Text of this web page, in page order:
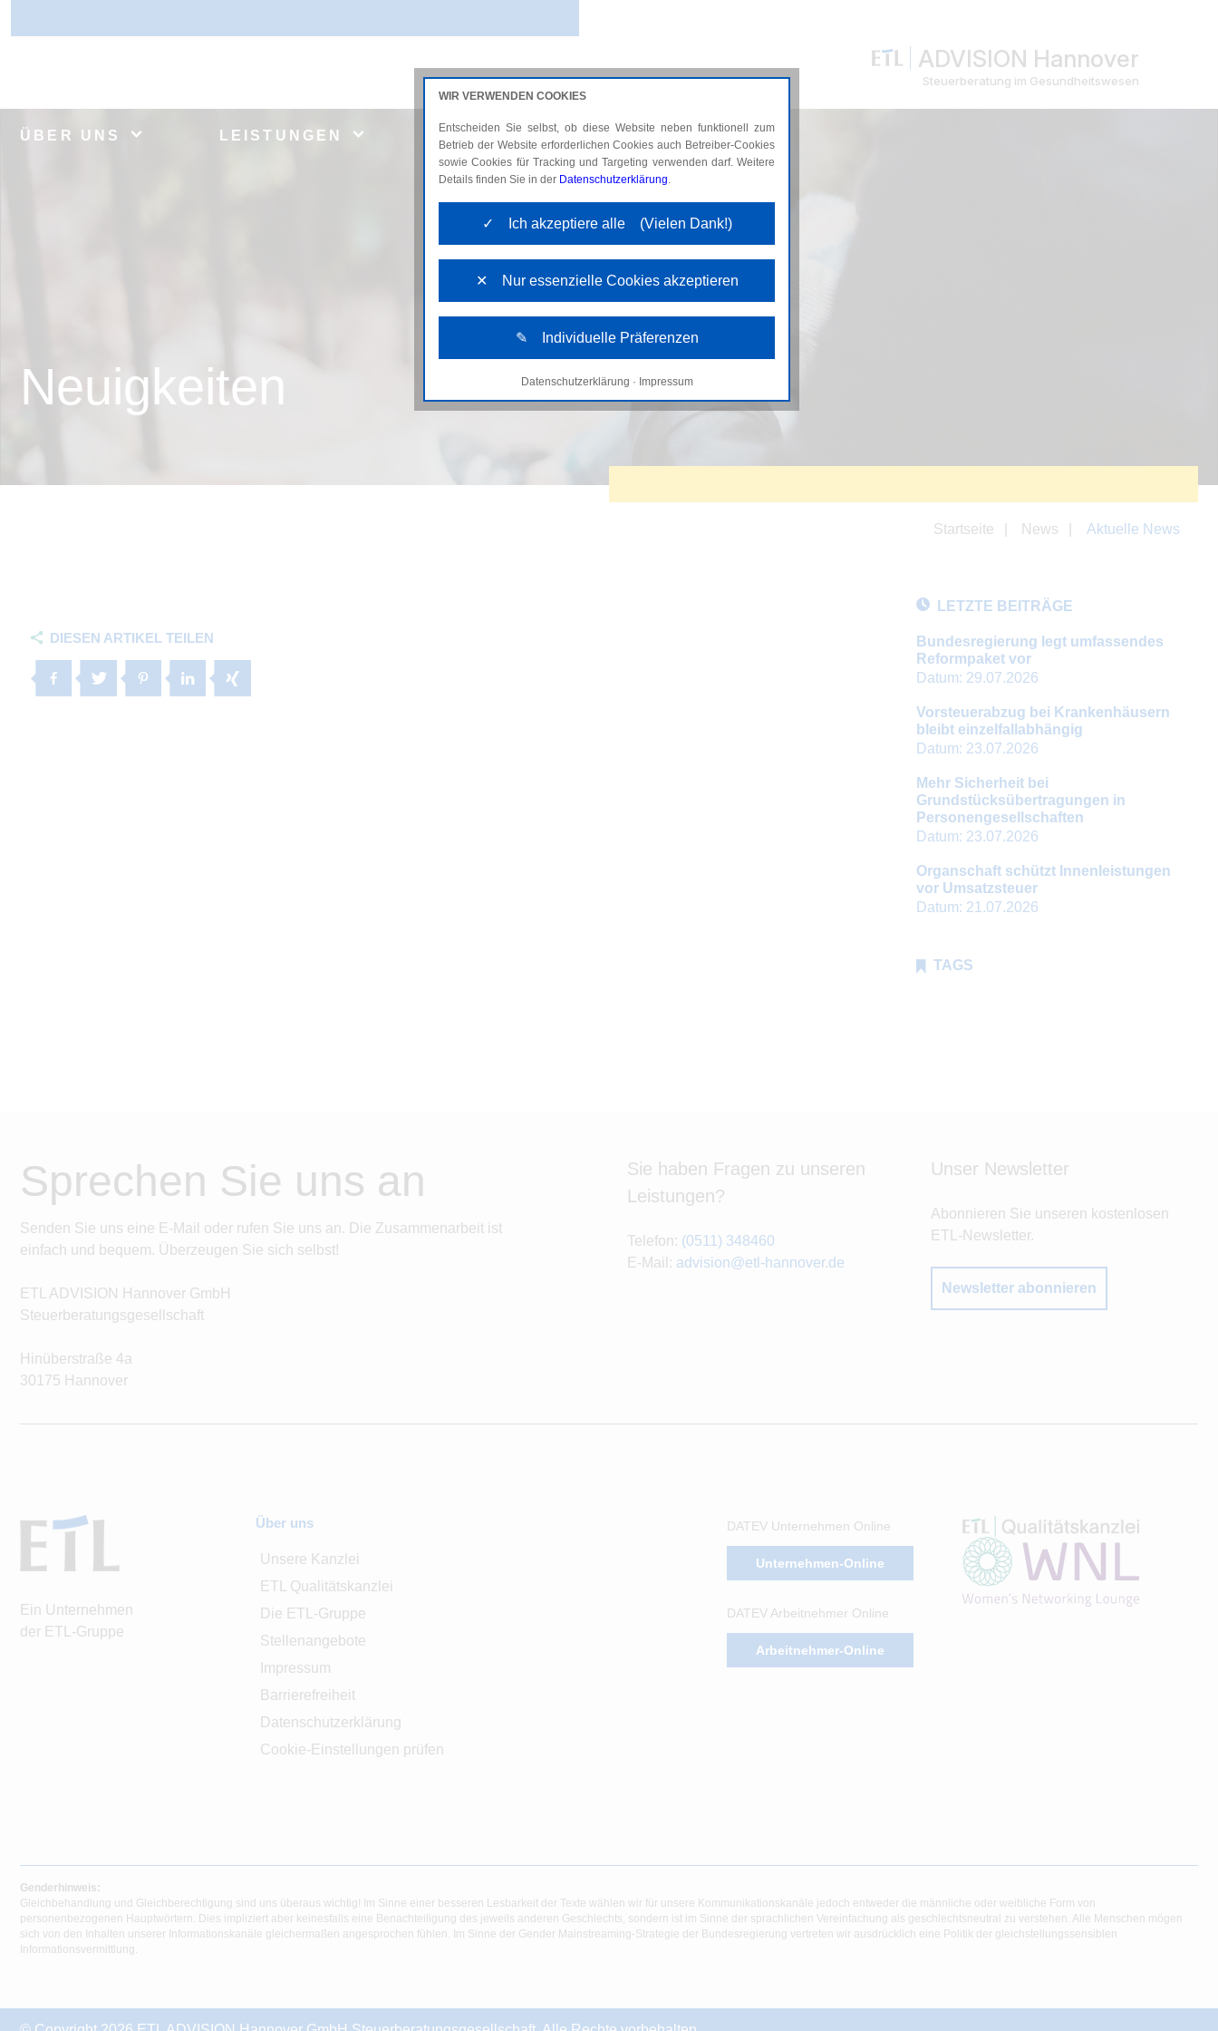
ADVISION Hannover
Steuerberatung im Gesundheitswesen
ÜBER UNS LEISTUNGEN AKTUELLES KARRIERE
Neuigkeiten
Startseite News Aktuelle News
DIESEN ARTIKEL TEILEN
LETZTE BEITRÄGE
Bundesregierung legt umfassendes
Reformpaket vor
Datum: 29.07.2026
Vorsteuerabzug bei Krankenhäusern
bleibt einzelfallabhängig
Datum: 23.07.2026
Mehr Sicherheit bei
Grundstücksübertragungen in
Personengesellschaften
Datum: 23.07.2026
Organschaft schützt Innenleistungen
vor Umsatzsteuer
Datum: 21.07.2026
TAGS
Sprechen Sie uns an
Senden Sie uns eine E-Mail oder rufen Sie uns an. Die Zusammenarbeit ist
einfach und bequem. Überzeugen Sie sich selbst!
ETL ADVISION Hannover GmbH
Steuerberatungsgesellschaft
Hinüberstraße 4a
30175 Hannover
Sie haben Fragen zu unseren
Leistungen?
Telefon: (0511) 348460
E-Mail: advision@etl-hannover.de
Unser Newsletter
Abonnieren Sie unseren kostenlosen
ETL-Newsletter.
Newsletter abonnieren
Ein Unternehmen
der ETL-Gruppe
Über uns
Unsere Kanzlei
ETL Qualitätskanzlei
Die ETL-Gruppe
Stellenangebote
Impressum
Barrierefreiheit
Datenschutzerklärung
Cookie-Einstellungen prüfen
DATEV Unternehmen Online
Unternehmen-Online
DATEV Arbeitnehmer Online
Arbeitnehmer-Online
Genderhinweis:
Gleichbehandlung und Gleichberechtigung sind uns überaus wichtig! Im Sinne einer besseren Lesbarkeit der Texte wählen wir für unsere Kommunikationskanäle jedoch entweder die männliche oder weibliche Form von
personenbezogenen Hauptwörtern. Dies impliziert aber keinesfalls eine Benachteiligung des jeweils anderen Geschlechts, sondern ist im Sinne der sprachlichen Vereinfachung als geschlechtsneutral zu verstehen. Alle Menschen mögen
sich von den Inhalten unserer Informationskanäle gleichermaßen angesprochen fühlen. Im Sinne der Gender Mainstreaming-Strategie der Bundesregierung vertreten wir ausdrücklich eine Politik der gleichstellungssensiblen
Informationsvermittlung.
WIR VERWENDEN COOKIES
Entscheiden Sie selbst, ob diese Website neben funktionell zum
Betrieb der Website erforderlichen Cookies auch Betreiber-Cookies
sowie Cookies für Tracking und Targeting verwenden darf. Weitere
Details finden Sie in der Datenschutzerklärung.
✓ Ich akzeptiere alle (Vielen Dank!)
✕ Nur essenzielle Cookies akzeptieren
✎ Individuelle Präferenzen
Notwendige Cookies
Datenschutzerklärung · Impressum